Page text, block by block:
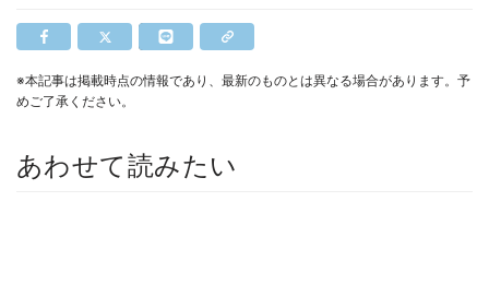
※本記事は掲載時点の情報であり、最新のものとは異なる場合があります。予
めご了承ください。
あわせて読みたい